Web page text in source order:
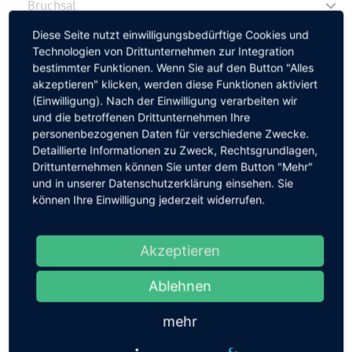
Bruchsal
Calw
Coburg
Ehingen
Ellwangen
Emmendingen
Erbach
Filderstadt
Forchheim
Friedrichshafen
Garmisch-Partenkirchen
Germering (Privatpraxis)
Diese Seite nutzt einwilligungsbedürftige Cookies und
Technologien von Drittunternehmen zur Integration
bestimmter Funktionen. Wenn Sie auf den Button "Alles
akzeptieren" klicken, werden diese Funktionen aktiviert
(Einwilligung). Nach der Einwilligung verarbeiten wir
und die betroffenen Drittunternehmen Ihre
personenbezogenen Daten für verschiedene Zwecke.
Detaillierte Informationen zu Zweck, Rechtsgrundlagen,
Drittunternehmen können Sie unter dem Button "Mehr"
und in unserer Datenschutzerklärung einsehen. Sie
können Ihre Einwilligung jederzeit widerrufen.
Akzeptieren
Ablehnen
mehr